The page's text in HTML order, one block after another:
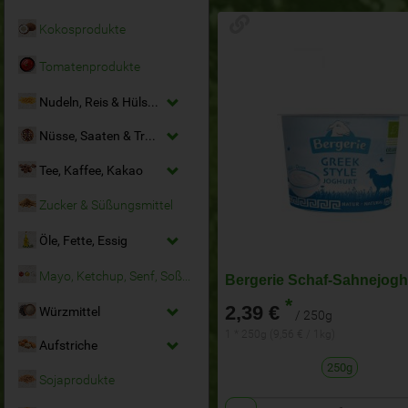
Kokosprodukte
Tomatenprodukte
Nudeln, Reis & Hülsenfrüchte
Nüsse, Saaten & Trockenfrüchte
Tee, Kaffee, Kakao
Zucker & Süßungsmittel
Öle, Fette, Essig
Würzmittel
Aufstriche
Sojaprodukte
2,39 € * / 250g
250g